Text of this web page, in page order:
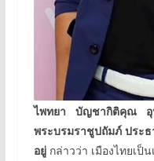
ไพทยา บัญชากิติคุณ อุ
พระบรมราชูปถัมภ์ ประ
อยู่กล่าวว่า เมืองไทยเป็